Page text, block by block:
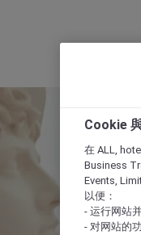
Cookie
在 ALL,
Business
Events,
以便：
- 运行网站
- 对网站的